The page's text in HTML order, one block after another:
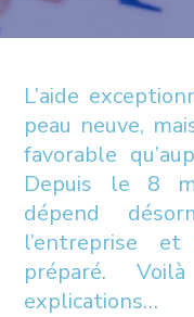
L’aide
peau neuve,
favorable
Depuis le 8
dépend
l’entreprise
préparé.
explications…